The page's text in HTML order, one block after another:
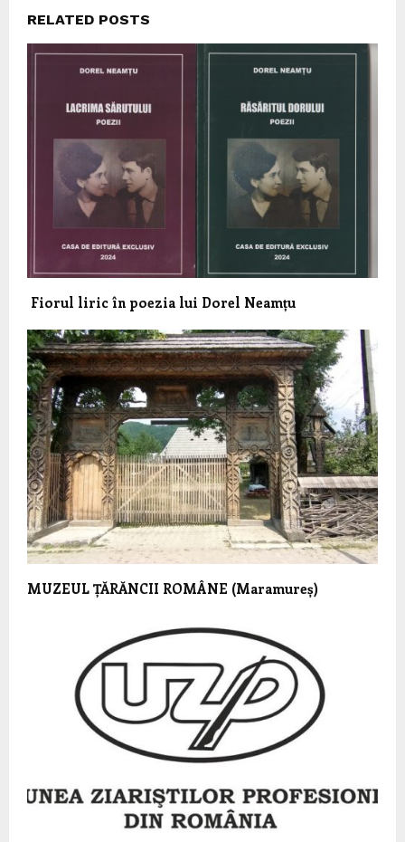
RELATED POSTS
Fiorul liric în poezia lui Dorel Neamțu
MUZEUL ȚĂRĂNCII ROMÂNE (Maramureș)